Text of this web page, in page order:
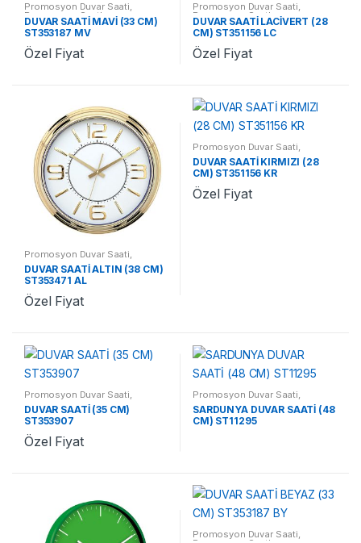
Promosyon Duvar Saati,
Promosyon Saatler
DUVAR SAATİ MAVİ (33 CM)
ST353187 MV
Özel Fiyat
Promosyon Duvar Saati,
Promosyon Saatler
DUVAR SAATİ LACİVERT (28
CM) ST351156 LC
Özel Fiyat
Promosyon Duvar Saati,
Promosyon Saatler
DUVAR SAATİ ALTIN (38 CM)
ST353471 AL
Özel Fiyat
Promosyon Duvar Saati,
Promosyon Saatler
DUVAR SAATİ KIRMIZI (28
CM) ST351156 KR
Özel Fiyat
Promosyon Duvar Saati
Promosyon Saatler
DUVAR SAATİ (35 CM)
ST353907
Özel Fiyat
Promosyon Duvar Saati
Promosyon Saatler
SARDUNYA DUVAR SAATİ (48
CM) ST11295
Promosyon Duvar Saati,